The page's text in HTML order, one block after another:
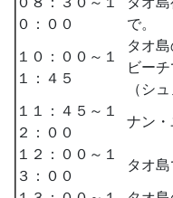
０：００
で。
１０：００～１
１：４５
タオ
ビー
（シ
１１：４５～１
２：００
ナン
１２：００～１
３：００
タオ